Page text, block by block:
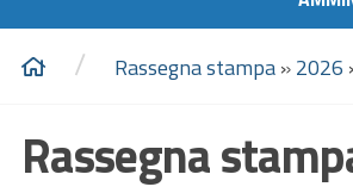
/ Rassegna stampa»2026
Rassegna